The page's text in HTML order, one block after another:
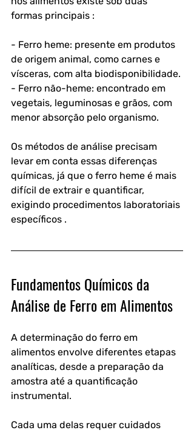
formas principais :
- Ferro heme: presente em produtos
de origem animal, como carnes e
vísceras, com alta biodisponibilidade.
- Ferro não-heme: encontrado em
vegetais, leguminosas e grãos, com
menor absorção pelo organismo.
Os métodos de análise precisam
levar em conta essas diferenças
químicas, já que o ferro heme é mais
difícil de extrair e quantificar,
exigindo procedimentos laboratoriais
específicos .
Fundamentos Químicos da
Análise de Ferro em Alimentos
A determinação do ferro em
alimentos envolve diferentes etapas
analíticas, desde a preparação da
amostra até a quantificação
instrumental.
Cada uma delas requer cuidados